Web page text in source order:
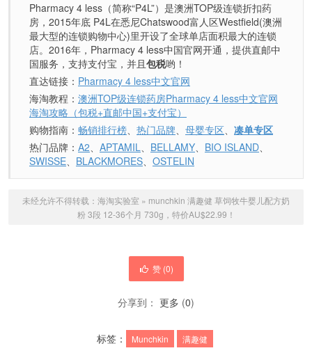
Pharmacy 4 less（简称“P4L”）是澳洲TOP级连锁折扣药
房，2015年底 P4L在悉尼Chatswood富人区Westfield(澳洲
最大型的连锁购物中心)里开设了全球单店面积最大的连锁
店。2016年，Pharmacy 4 less中国官网开通，提供直邮中
国服务，支持支付宝，并且包税哟！
直达链接： Pharmacy 4 less中文官网
海淘教程： 澳洲TOP级连锁药房Pharmacy 4 less中文官网
海淘攻略（包税+直邮中国+支付宝）
购物指南： 畅销排行榜、 热门品牌、 母婴专区、 凑单专区
热门品牌： A2、 APTAMIL、 BELLAMY、 BIO ISLAND、
SWISSE、 BLACKMORES、 OSTELIN
未经允许不得转载： 海淘实验室 » munchkin 满趣健 草饲牧牛婴儿配方奶
粉 3段 12-36个月 730g，特价AU$22.99！
赞 (0)
分享到： 更多 (0)
标签： Munchkin 满趣健